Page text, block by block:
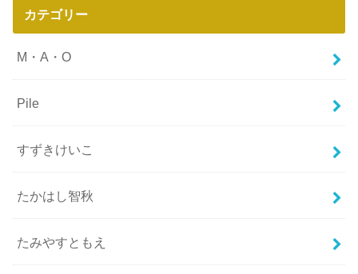
カテゴリー
M・A・O
Pile
すずきけいこ
たかはし智秋
たみやすともえ